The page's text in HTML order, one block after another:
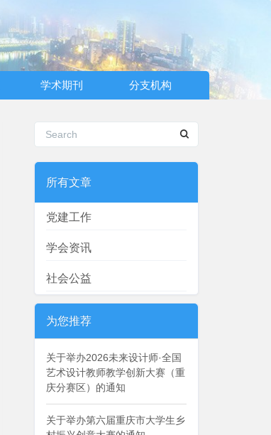
学术期刊 分支机构
所有文章
党建工作
学会资讯
社会公益
为您推荐
关于举办2026未来设计师·全国
艺术设计教师教学创新大赛（重
庆分赛区）的通知
关于举办第六届重庆市大学生乡